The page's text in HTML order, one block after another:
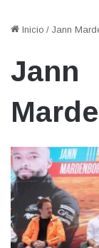
Inicio / Jann
Jann